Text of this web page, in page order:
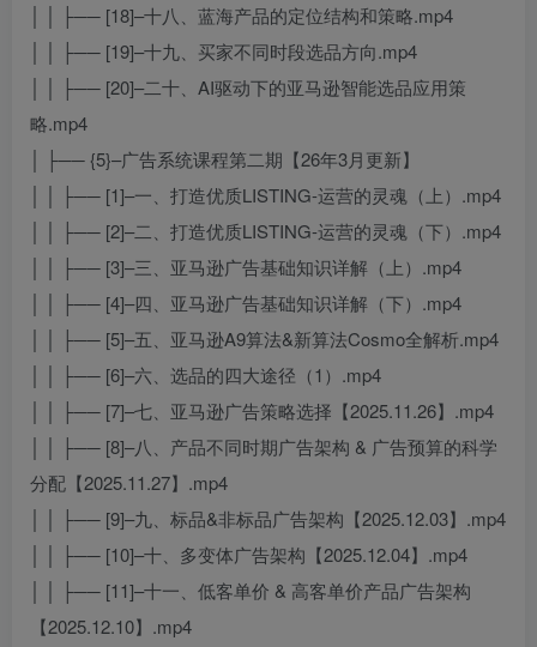
│ │ ├── [18]–十八、蓝海产品的定位结构和策略.mp4
│ │ ├── [19]–十九、买家不同时段选品方向.mp4
│ │ ├── [20]–二十、AI驱动下的亚马逊智能选品应用策
略.mp4
│ ├── {5}–广告系统课程第二期【26年3月更新】
│ │ ├── [1]–一、打造优质LISTING-运营的灵魂（上）.mp4
│ │ ├── [2]–二、打造优质LISTING-运营的灵魂（下）.mp4
│ │ ├── [3]–三、亚马逊广告基础知识详解（上）.mp4
│ │ ├── [4]–四、亚马逊广告基础知识详解（下）.mp4
│ │ ├── [5]–五、亚马逊A9算法&新算法Cosmo全解析.mp4
│ │ ├── [6]–六、选品的四大途径（1）.mp4
│ │ ├── [7]–七、亚马逊广告策略选择【2025.11.26】.mp4
│ │ ├── [8]–八、产品不同时期广告架构 & 广告预算的科学
分配【2025.11.27】.mp4
│ │ ├── [9]–九、标品&非标品广告架构【2025.12.03】.mp4
│ │ ├── [10]–十、多变体广告架构【2025.12.04】.mp4
│ │ ├── [11]–十一、低客单价 & 高客单价产品广告架构
【2025.12.10】.mp4